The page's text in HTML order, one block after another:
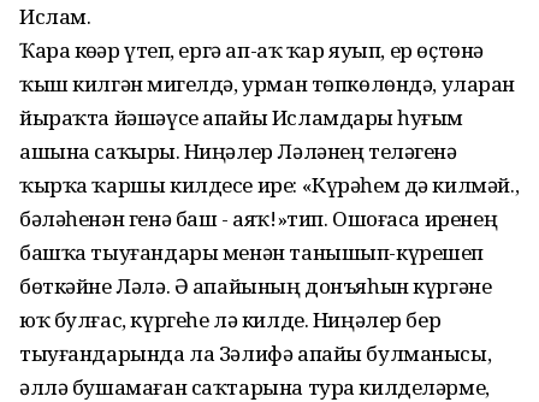
Ислам.
Ҡара көҙҙәр үтеп, ергә ап-аҡ ҡар яуып, ер өҫтөнә
ҡыш килгән миҙгелдә, урман төпкөлөндә, уларҙан
йыраҡта йәшәүсе апайы Исламдарҙы һуғым
ашына саҡырҙы. Ниңәлер Ләләнең теләгенә
ҡырҡа ҡаршы килдесе ире: «Күрәһем дә килмәй.,
бәләһенән генә баш - аяҡ!»тип. Ошоғаса иренең
башҡа тыуғандары менән танышып-күрешеп
бөткәйне Ләлә. Ә апайының донъяһын күргәне
юҡ булғас, күргеһе лә килде. Ниңәлер бер
тыуғандарында ла Зәлифә апайы булманысы,
әллә бушамаған саҡтарына тура килделәрме,